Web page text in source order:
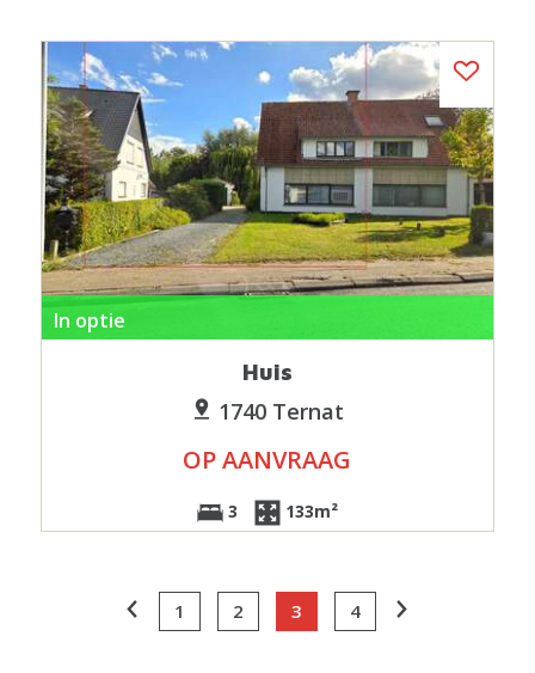
In optie
Huis
1740 Ternat
OP AANVRAAG
3 133m²
1 2 3 4